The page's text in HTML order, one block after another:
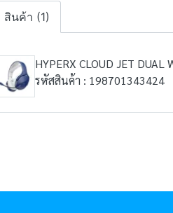
สินค้า (1)
HYPERX CLOUD JET DUAL
รหัสสินค้า : 198701343424